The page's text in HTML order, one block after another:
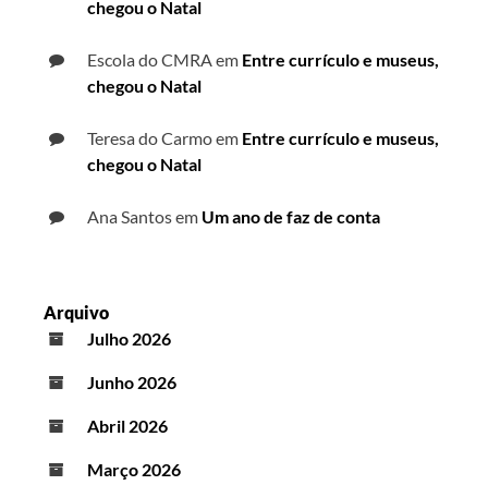
chegou o Natal
Escola do CMRAem Entre currículo e museus,
chegou o Natal
Teresa do Carmoem Entre currículo e museus,
chegou o Natal
Ana Santosem Um ano de faz de conta
Arquivo
Julho 2026
Junho 2026
Abril 2026
Março 2026